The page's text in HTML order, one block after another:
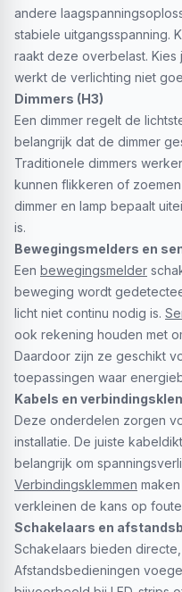
andere
stabiele uitgangsspanning.
raakt deze overbelast.
werkt de verlichting niet
Dimmers (H3)
Een dimmer regelt de
belangrijk dat de dimmer
Traditionele dimmers
kunnen flikkeren of
dimmer en lamp bepaalt
is.
Bewegingsmelders en
Een bewegingsmelder
beweging wordt
licht niet continu nodig is.
ook rekening houden met
Daardoor zijn ze geschikt
toepassingen waar
Kabels en
Deze onderdelen zorgen
installatie. De juiste
belangrijk om
Verbindingsklemmen
verkleinen de kans op
Schakelaars en
Schakelaars bieden
Afstandsbedieningen